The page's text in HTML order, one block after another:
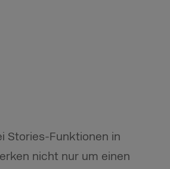
Stories-Funktionen in
nicht nur um einen